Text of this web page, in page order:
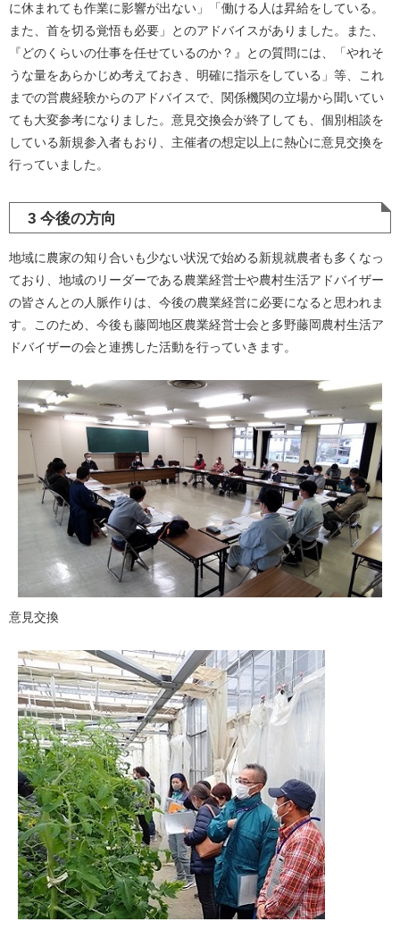
に休まれても作業に影響が出ない」「働ける人は昇給をしている。
また、首を切る覚悟も必要」とのアドバイスがありました。また、
『どのくらいの仕事を任せているのか？』との質問には、「やれそ
うな量をあらかじめ考えておき、明確に指示をしている」等、これ
までの営農経験からのアドバイスで、関係機関の立場から聞いてい
ても大変参考になりました。意見交換会が終了しても、個別相談を
している新規参入者もおり、主催者の想定以上に熱心に意見交換を
行っていました。
3 今後の方向
地域に農家の知り合いも少ない状況で始める新規就農者も多くなっ
ており、地域のリーダーである農業経営士や農村生活アドバイザー
の皆さんとの人脈作りは、今後の農業経営に必要になると思われま
す。このため、今後も藤岡地区農業経営士会と多野藤岡農村生活ア
ドバイザーの会と連携した活動を行っていきます。
意見交換